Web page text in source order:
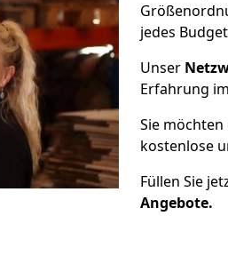
jedes
Unser
Erfahrung
Sie möchten
kostenlose
Füllen Sie
Angebote.